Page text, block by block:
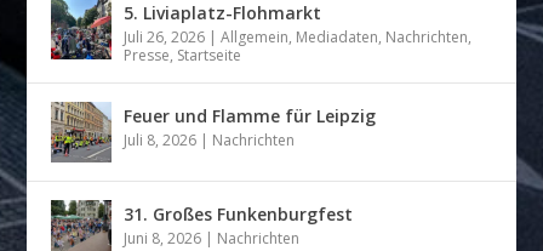
5. Liviaplatz-Flohmarkt
Juli 26, 2026 |Allgemein, Mediadaten, Nachrichten,
Presse, Startseite
Feuer und Flamme für Leipzig
Juli 8, 2026 | Nachrichten
31. Großes Funkenburgfest
Juni 8, 2026 | Nachrichten